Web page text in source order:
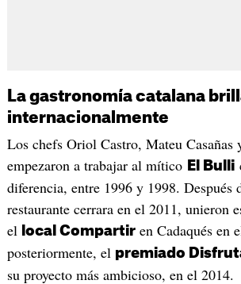
La gastronomía catalana
internacionalmente
Los chefs Oriol Castro, Mateu Casañas
empezaron a trabajar al mítico El Bulli
diferencia, entre 1996 y 1998. Después
restaurante cerrara en el 2011, unieron
el local Compartiren Cadaqués en
posteriormente, el premiado
su proyecto más ambicioso, en el 2014.